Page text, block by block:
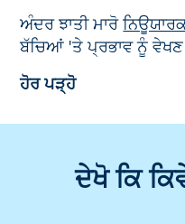
ਅੰਦਰ ਝਾਤੀ ਮਾਰੋ
ਬੱਚਿਆਂ 'ਤੇ ਪ੍ਰਭਾਵ ਨੂੰ
ਹੋਰ ਪੜ੍ਹੋ
ਦੇਖੋ ਕਿ